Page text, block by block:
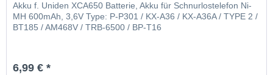
Akku f. Uniden XCA650 Batterie, Akku für Schnurlostelefon Ni-
MH 600mAh, 3,6V Type: P-P301 / KX-A36 / KX-A36A / TYPE 2 /
BT185 / AM468V / TRB-6500 / BP-T16
6,99 € *